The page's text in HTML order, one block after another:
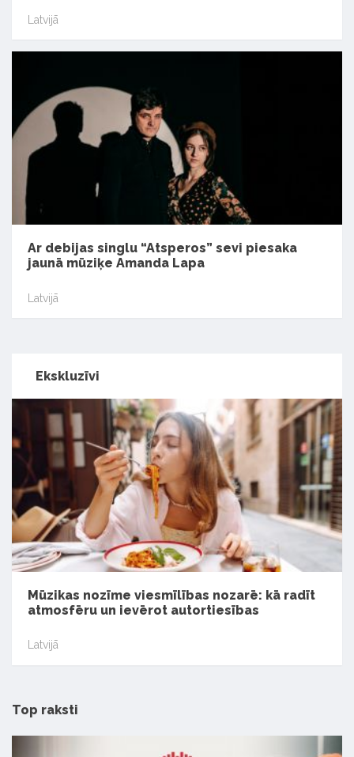
Latvijā
Ar debijas singlu “Atsperos” sevi piesaka
jaunā mūziķe Amanda Lapa
Latvijā
Ekskluzīvi
Mūzikas nozīme viesmīlības nozarē: kā radīt
atmosfēru un ievērot autortiesības
Latvijā
Top raksti